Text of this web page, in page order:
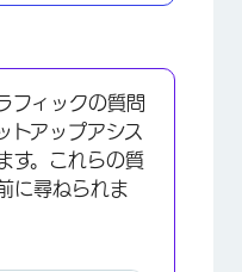
フィックの質問
トアップアシス
す。これらの質
に尋ねられま